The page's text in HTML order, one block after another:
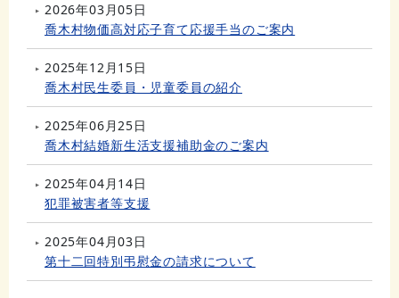
2026年03月05日
喬木村物価高対応子育て応援手当のご案内
2025年12月15日
喬木村民生委員・児童委員の紹介
2025年06月25日
喬木村結婚新生活支援補助金のご案内
2025年04月14日
犯罪被害者等支援
2025年04月03日
第十二回特別弔慰金の請求について